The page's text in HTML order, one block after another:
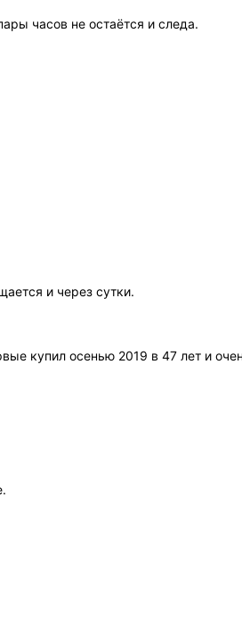
часов не остаётся и следа.
и через сутки.
купил осенью 2019 в 47 лет и